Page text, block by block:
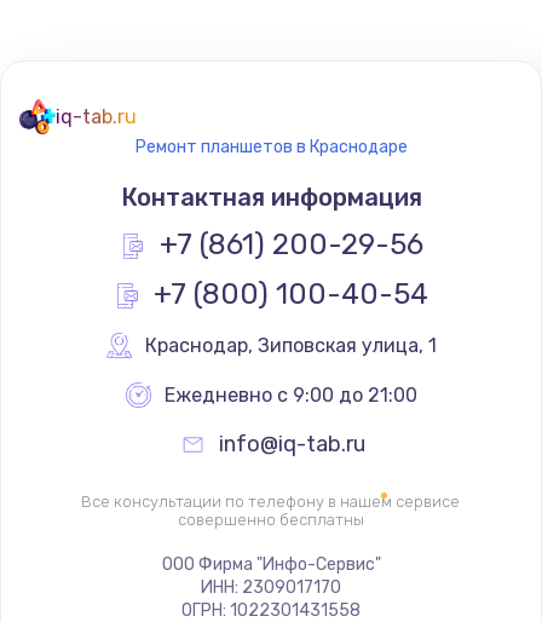
Замена термостата
1200 руб.
Заказать
Замена реле
Замена термопредохранителя
700 руб.
Заказать
Замена ТЭНа
2500 руб.
iq-tab.ru
Ремонт планшетов в Краснодаре
Контактная информация
+7 (861) 200-29-56
+7 (800) 100-40-54
Краснодар, Зиповская улица, 1
Ежедневно с 9:00 до 21:00
info@iq-tab.ru
Все консультации по телефону в нашем сервисе
совершенно бесплатны
ООО Фирма "Инфо-Сервис"
ИНН: 2309017170
ОГРН: 1022301431558